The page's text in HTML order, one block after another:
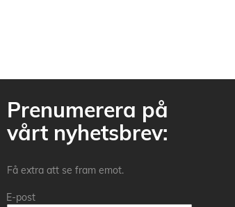
Prenumerera på
vårt nyhetsbrev:
Få extra att se fram emot.
E-post